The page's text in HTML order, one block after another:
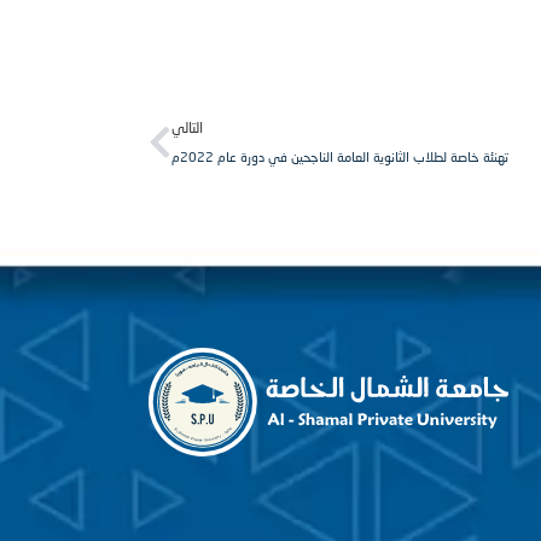
التالي
تهنئة خاصة لطلاب الثانوية العامة الناجحين في دورة عام 2022م
Next